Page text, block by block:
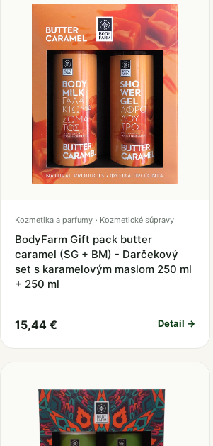
Kozmetika a parfumy › Kozmetické súpravy
BodyFarm Gift pack butter
caramel (SG + BM) - Darčekový
set s karamelovým maslom 250 ml
+ 250 ml
15,44 € Detail →